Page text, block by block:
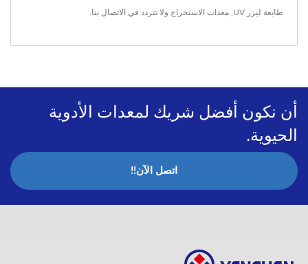
طابعة ليزر UV معدات الاستخراج ولا تتردد في الاتصال بنا
أن نكون أفضل شريك لمعدات الأدوية
الحيوية.
اتصل الآن!!